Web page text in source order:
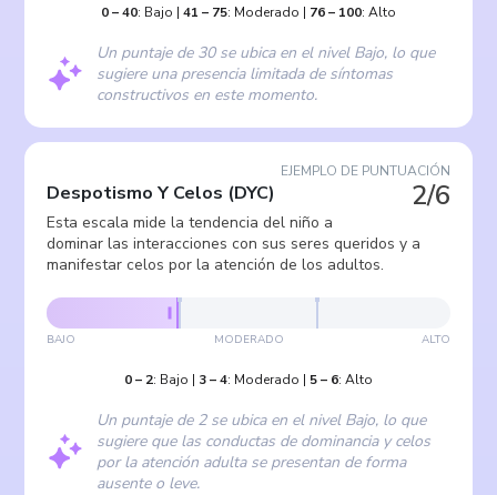
0–40: Bajo | 41 – 75: Moderado | 76– 100: Alto
Un puntaje de 30 se ubica en el nivel Bajo, lo que
sugiere una presencia limitada de síntomas
constructivos en este momento.
EJEMPLO DE PUNTUACIÓN
2/6
Despotismo Y Celos (DYC)
Esta escala mide la tendencia del niño a
dominar las interacciones con sus seres queridos y a
manifestar celos por la atención de los adultos.
BAJO MODERADO ALTO
0– 2: Bajo | 3–4: Moderado | 5– 6: Alto
Un puntaje de 2 se ubica en el nivel Bajo, lo que
sugiere que las conductas de dominancia y celos
por la atención adulta se presentan de forma
ausente o leve.